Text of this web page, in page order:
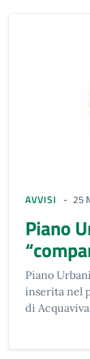
AVVISI 25
Piano
Piano
inserita nel
di